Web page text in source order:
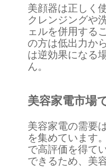
美顔器は正しく
クレンジングや
ェルを併用する
の方は低出力か
は逆効果になる
ん。
美容家電市場
美容家電の需要
を集めています
で高評価を得て
できるため、美